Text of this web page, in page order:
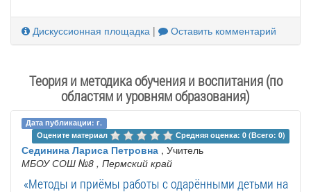
Дискуссионная площадка | Оставить комментарий
Теория и методика обучения и воспитания (по
областям и уровням образования)
Дата публикации: г.
Оцените материал
Средняя оценка: 0 (Всего: 0)
Сединина Лариса Петровна , Учитель
МБОУ СОШ №8 , Пермский край
«Методы и приёмы работы с одарёнными детьми на